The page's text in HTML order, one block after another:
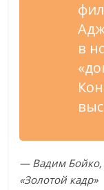
в
— Вадим Бойко,
«Золотой кадр»